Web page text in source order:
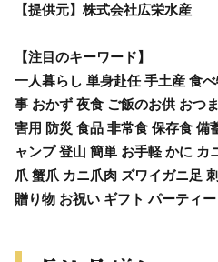
【提供元】株式会社広栄水産
【注目のキーワード】
一人暮らし 単身赴任 手土産 食
事 おかず 夜食 ご飯のお供 おつ
害用 防災 食品 非常食 保存食 備
ャンプ 登山 簡単 お手軽 かに カ
爪 蟹爪 カニ爪肉 ズワイガニ足
贈り物 お祝い ギフト パーティ